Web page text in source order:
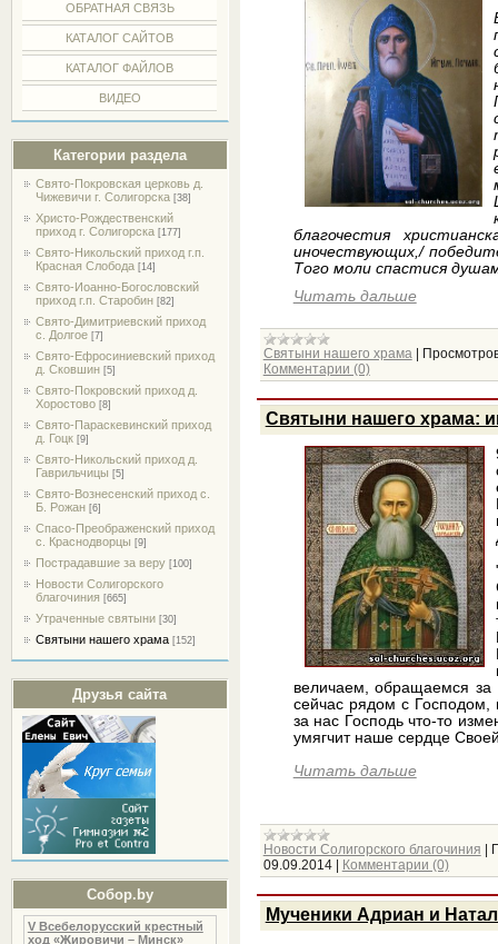
ОБРАТНАЯ СВЯЗЬ
КАТАЛОГ САЙТОВ
КАТАЛОГ ФАЙЛОВ
ВИДЕО
Категории раздела
Свято-Покровская церковь д.
Чижевичи г. Солигорска [38]
Христо-Рождественский
приход г. Солигорска [177]
Свято-Никольский приход г.п.
Красная Слобода [14]
Свято-Иоанно-Богословский
приход г.п. Старобин [82]
Свято-Димитриевский приход
с. Долгое [7]
Свято-Ефросиниевский приход
д. Сковшин [5]
Свято-Покровский приход д.
Хоростово [8]
Свято-Параскевинский приход
д. Гоцк [9]
Свято-Никольский приход д.
Гаврильчицы [5]
Свято-Вознесенский приход с.
Б. Рожан [6]
Спасо-Преображенский приход
с. Краснодворцы [9]
Пострадавшие за веру [100]
Новости Солигорского
благочиния [665]
Утраченные святыни [30]
Святыни нашего храма [152]
Друзья сайта
Собор.by
V Всебелорусский крестный
ход «Жировичи – Минск»
благочестия
иночествующих,/
Того моли спастися
Читать дальше
Святыни нашего храма|
Комментарии (0)
Святыни нашего храма:
величаем, обращаемся
сейчас рядом с Господом,
за нас Господь что-то
умягчит наше сердце
Читать дальше
Новости Солигорского благочиния |
09.09.2014 | Комментарии (0)
Мученики Адриан и